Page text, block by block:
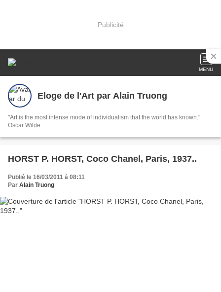
Publicité
MENU
Eloge de l'Art par Alain Truong
"Art is the most intense mode of individualism that the world has known."
Oscar Wilde
HORST P. HORST, Coco Chanel, Paris, 1937..
Publié le 16/03/2011 à 08:11
Par Alain Truong